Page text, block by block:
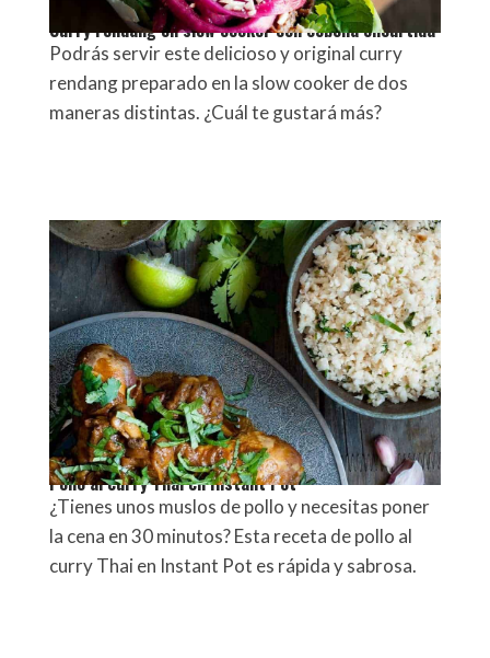
Curry rendang en slow cooker con cebolla encurtida
Podrás servir este delicioso y original curry
rendang preparado en la slow cooker de dos
maneras distintas. ¿Cuál te gustará más?
Pollo al curry Thai en Instant Pot
¿Tienes unos muslos de pollo y necesitas poner
la cena en 30 minutos? Esta receta de pollo al
curry Thai en Instant Pot es rápida y sabrosa.